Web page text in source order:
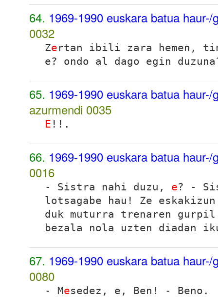
64. 1969-1990 euskara batua
0032
Zertan ibili zara hemen,
e? ondo al dago egin
65. 1969-1990 euskara batua
azurmendi 0035
E !!.
66. 1969-1990 euskara batua
0016
- Sistra nahi duzu, e? -
lotsagabe hau! Ze
duk muturra trenaren
bezala nola uzten diadan
67. 1969-1990 euskara batua
0080
- Mesedez, e, Ben! - Beno.